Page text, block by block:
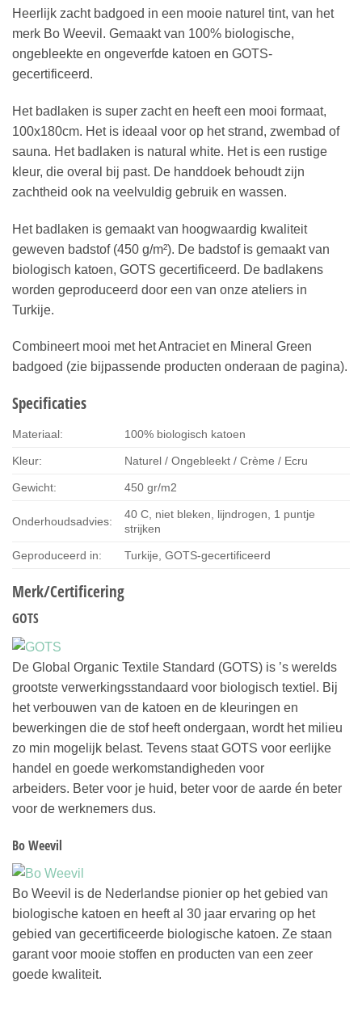
Heerlijk zacht badgoed in een mooie naturel tint, van het
merk Bo Weevil. Gemaakt van 100% biologische,
ongebleekte en ongeverfde katoen en GOTS-
gecertificeerd.
Het badlaken is super zacht en heeft een mooi formaat,
100x180cm. Het is ideaal voor op het strand, zwembad of
sauna. Het badlaken is natural white. Het is een rustige
kleur, die overal bij past. De handdoek behoudt zijn
zachtheid ook na veelvuldig gebruik en wassen.
Het badlaken is gemaakt van hoogwaardig kwaliteit
geweven badstof (450 g/m²). De badstof is gemaakt van
biologisch katoen, GOTS gecertificeerd. De badlakens
worden geproduceerd door een van onze ateliers in
Turkije.
Combineert mooi met het Antraciet en Mineral Green
badgoed (zie bijpassende producten onderaan de pagina).
Specificaties
Materiaal: 100% biologisch katoen
Kleur: Naturel / Ongebleekt / Crème / Ecru
Gewicht: 450 gr/m2
Onderhoudsadvies:
40 C, niet bleken, lijndrogen, 1 puntje
strijken
Geproduceerd in: Turkije, GOTS-gecertificeerd
Merk/Certificering
GOTS
De Global Organic Textile Standard (GOTS) is ’s werelds
grootste verwerkingsstandaard voor biologisch textiel. Bij
het verbouwen van de katoen en de kleuringen en
bewerkingen die de stof heeft ondergaan, wordt het milieu
zo min mogelijk belast. Tevens staat GOTS voor eerlijke
handel en goede werkomstandigheden voor
arbeiders. Beter voor je huid, beter voor de aarde én beter
voor de werknemers dus.
Bo Weevil
Bo Weevil is de Nederlandse pionier op het gebied van
biologische katoen en heeft al 30 jaar ervaring op het
gebied van gecertificeerde biologische katoen. Ze staan
garant voor mooie stoffen en producten van een zeer
goede kwaliteit.